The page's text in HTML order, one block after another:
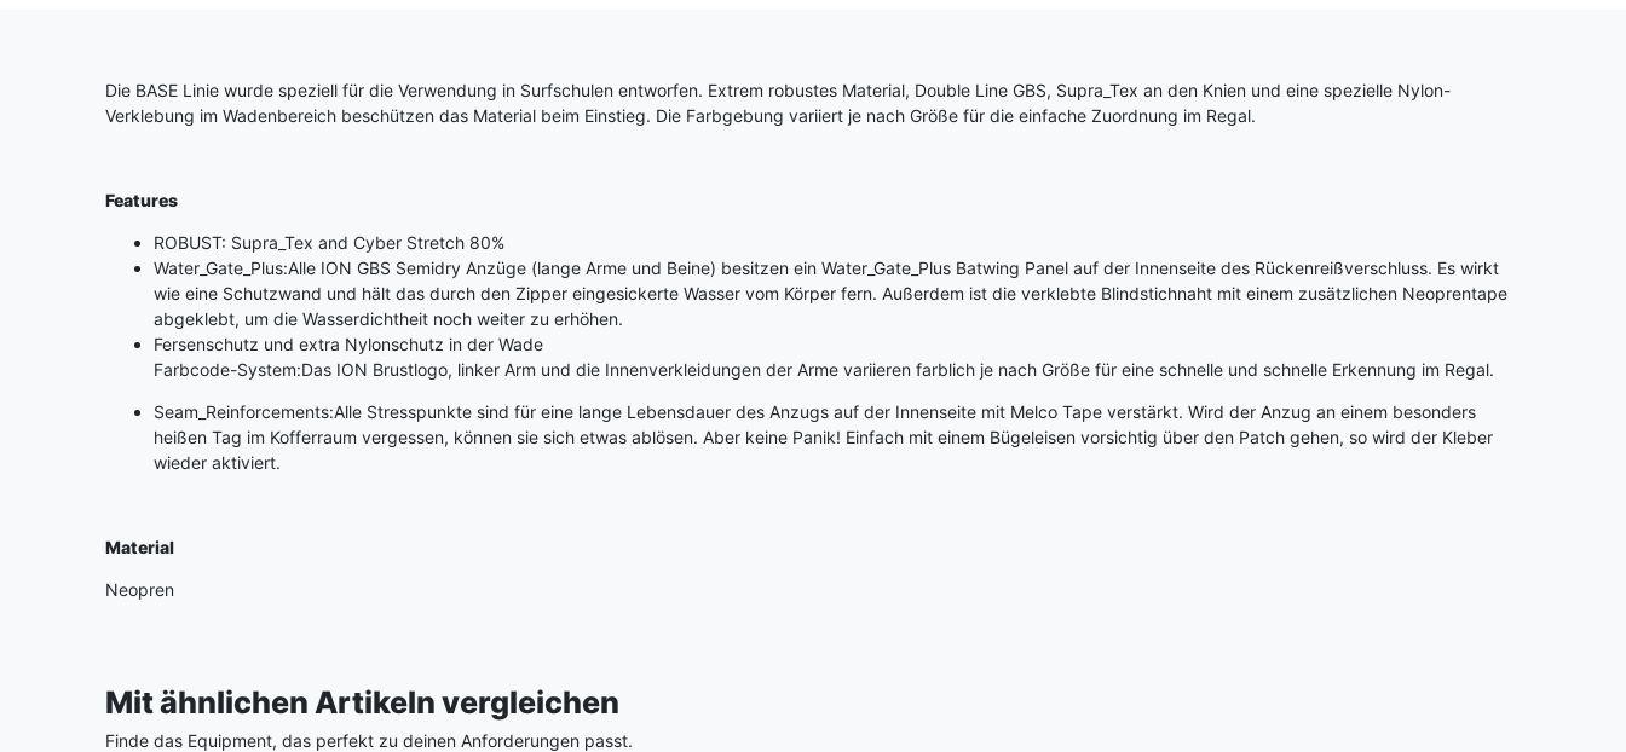
Die BASE Linie wurde speziell für die Verwendung in Surfschulen entworfen. Extrem robustes Material, Double Line GBS, Supra_Tex an den Knien und eine spezielle Nylon-
Verklebung im Wadenbereich beschützen das Material beim Einstieg. Die Farbgebung variiert je nach Größe für die einfache Zuordnung im Regal.
Features
ROBUST: Supra_Tex and Cyber Stretch 80%
Water_Gate_Plus:Alle ION GBS Semidry Anzüge (lange Arme und Beine) besitzen ein Water_Gate_Plus Batwing Panel auf der Innenseite des Rückenreißverschluss. Es wirkt
wie eine Schutzwand und hält das durch den Zipper eingesickerte Wasser vom Körper fern. Außerdem ist die verklebte Blindstichnaht mit einem zusätzlichen Neoprentape
abgeklebt, um die Wasserdichtheit noch weiter zu erhöhen.
Fersenschutz und extra Nylonschutz in der Wade
Farbcode-System:Das ION Brustlogo, linker Arm und die Innenverkleidungen der Arme variieren farblich je nach Größe für eine schnelle und schnelle Erkennung im Regal.
Seam_Reinforcements:Alle Stresspunkte sind für eine lange Lebensdauer des Anzugs auf der Innenseite mit Melco Tape verstärkt. Wird der Anzug an einem besonders
heißen Tag im Kofferraum vergessen, können sie sich etwas ablösen. Aber keine Panik! Einfach mit einem Bügeleisen vorsichtig über den Patch gehen, so wird der Kleber
wieder aktiviert.
Material
Neopren
Mit ähnlichen Artikeln vergleichen
Finde das Equipment, das perfekt zu deinen Anforderungen passt.